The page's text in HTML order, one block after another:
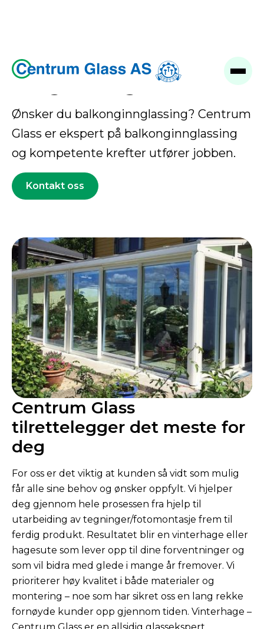
Innglassing
Ønsker du balkonginnglassing? Centrum
Glass er ekspert på balkonginnglassing
og kompetente krefter utfører jobben.
Kontakt oss
Centrum Glass
tilrettelegger det meste for
deg
For oss er det viktig at kunden så vidt som mulig
får alle sine behov og ønsker oppfylt. Vi hjelper
deg gjennom hele prosessen fra hjelp til
utarbeiding av tegninger/fotomontasje frem til
ferdig produkt. Resultatet blir en vinterhage eller
hagesute som lever opp til dine forventninger og
som vil bidra med glede i mange år fremover. Vi
prioriterer høy kvalitet i både materialer og
montering – noe som har sikret oss en lang rekke
fornøyde kunder opp gjennom tiden. Vinterhage –